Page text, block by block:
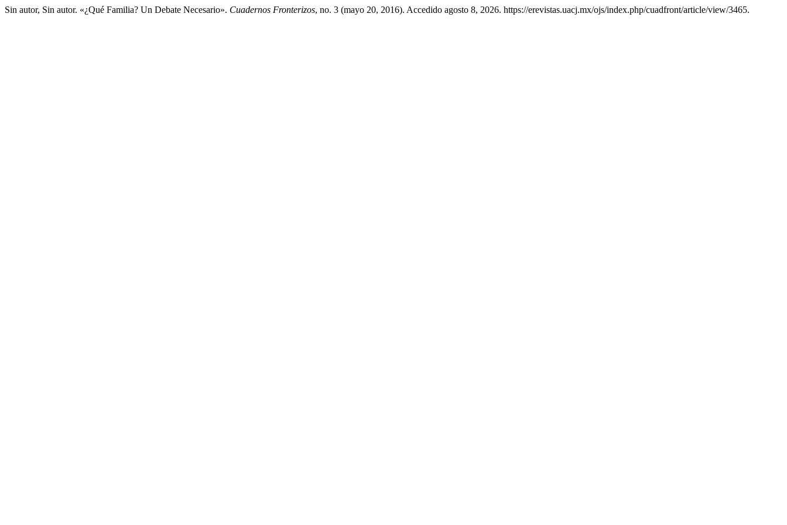
Sin autor, Sin autor. «¿Qué Familia? Un Debate Necesario». Cuadernos Fronterizos, no. 3 (mayo 20, 2016). Accedido agosto 8, 2026. https://erevistas.uacj.mx/ojs/index.php/cuadfront/article/view/3465.